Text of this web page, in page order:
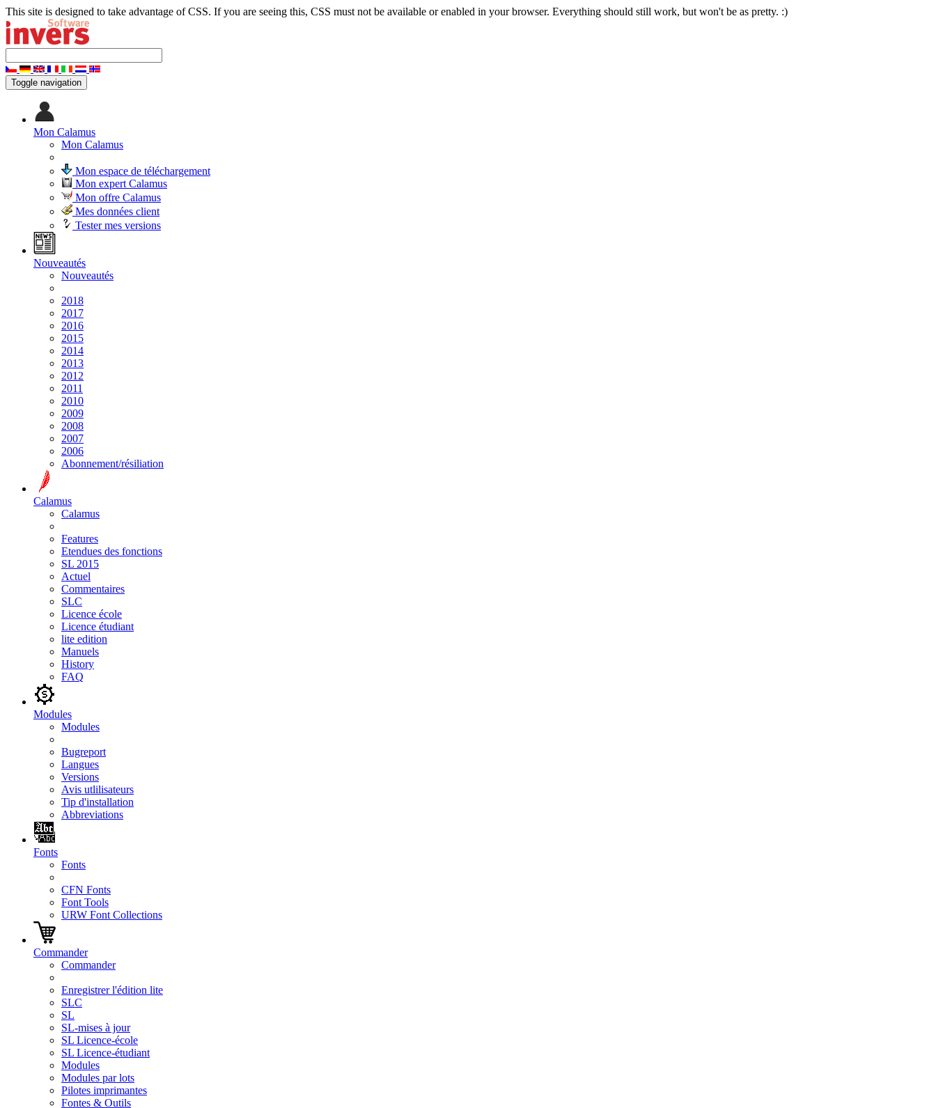
This site is designed to take advantage of CSS. If you are seeing this, CSS must not be available or enabled in your browser. Everything should still work, but won't be as pretty. :)
Toggle navigation
Mon Calamus
Mon Calamus
Mon espace de téléchargement
Mon expert Calamus
Mon offre Calamus
Mes données client
Tester mes versions
Nouveautés
Nouveautés
2018
2017
2016
2015
2014
2013
2012
2011
2010
2009
2008
2007
2006
Abonnement/résiliation
Calamus
Calamus
Features
Etendues des fonctions
SL 2015
Actuel
Commentaires
SLC
Licence école
Licence étudiant
lite edition
Manuels
History
FAQ
Modules
Modules
Bugreport
Langues
Versions
Avis utlilisateurs
Tip d'installation
Abbreviations
Fonts
Fonts
CFN Fonts
Font Tools
URW Font Collections
Commander
Commander
Enregistrer l'édition lite
SLC
SL
SL-mises à jour
SL Licence-école
SL Licence-étudiant
Modules
Modules par lots
Pilotes imprimantes
Fontes & Outils